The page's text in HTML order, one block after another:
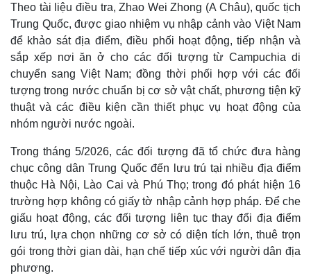
Kinh tế
Theo tài liệu điều tra, Zhao Wei Zhong (A Châu), quốc tịch
Trung Quốc, được giao nhiệm vụ nhập cảnh vào Việt Nam
để khảo sát địa điểm, điều phối hoạt động, tiếp nhận và
sắp xếp nơi ăn ở cho các đối tượng từ Campuchia di
chuyển sang Việt Nam; đồng thời phối hợp với các đối
tượng trong nước chuẩn bị cơ sở vật chất, phương tiện kỹ
thuật và các điều kiện cần thiết phục vụ hoạt động của
nhóm người nước ngoài.
Trong tháng 5/2026, các đối tượng đã tổ chức đưa hàng
chục công dân Trung Quốc đến lưu trú tại nhiều địa điểm
thuộc Hà Nội, Lào Cai và Phú Thọ; trong đó phát hiện 16
trường hợp không có giấy tờ nhập cảnh hợp pháp. Để che
giấu hoạt động, các đối tượng liên tục thay đổi địa điểm
lưu trú, lựa chọn những cơ sở có diện tích lớn, thuê trọn
gói trong thời gian dài, hạn chế tiếp xúc với người dân địa
phương.